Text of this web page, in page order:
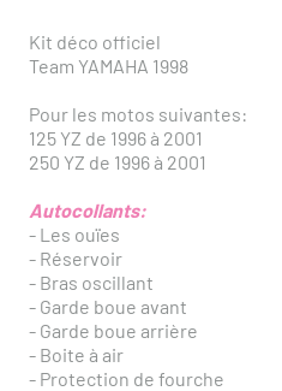
Kit déco officiel
Team YAMAHA 1998
Pour les motos suivantes:
125 YZ de 1996 à 2001
250 YZ de 1996 à 2001
Autocollants:
- Les ouïes
- Réservoir
- Bras oscillant
- Garde boue avant
- Garde boue arrière
- Boite à air
- Protection de fourche